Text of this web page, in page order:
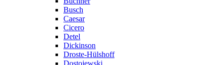
Busch
Caesar
Cicero
Detel
Dickinson
Droste-Hülshoff
Dostojewski